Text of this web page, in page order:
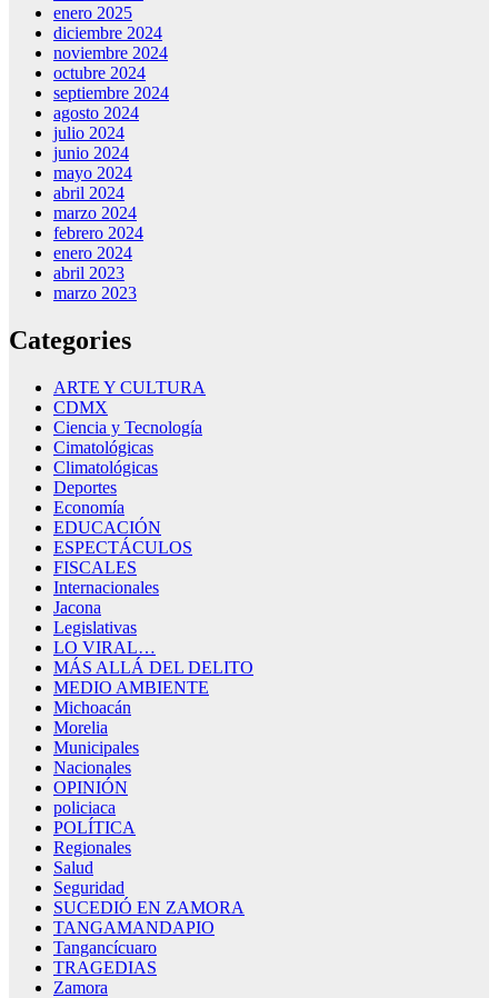
enero 2025
diciembre 2024
noviembre 2024
octubre 2024
septiembre 2024
agosto 2024
julio 2024
junio 2024
mayo 2024
abril 2024
marzo 2024
febrero 2024
enero 2024
abril 2023
marzo 2023
Categories
ARTE Y CULTURA
CDMX
Ciencia y Tecnología
Cimatológicas
Climatológicas
Deportes
Economía
EDUCACIÓN
ESPECTÁCULOS
FISCALES
Internacionales
Jacona
Legislativas
LO VIRAL…
MÁS ALLÁ DEL DELITO
MEDIO AMBIENTE
Michoacán
Morelia
Municipales
Nacionales
OPINIÓN
policiaca
POLÍTICA
Regionales
Salud
Seguridad
SUCEDIÓ EN ZAMORA
TANGAMANDAPIO
Tangancícuaro
TRAGEDIAS
Zamora